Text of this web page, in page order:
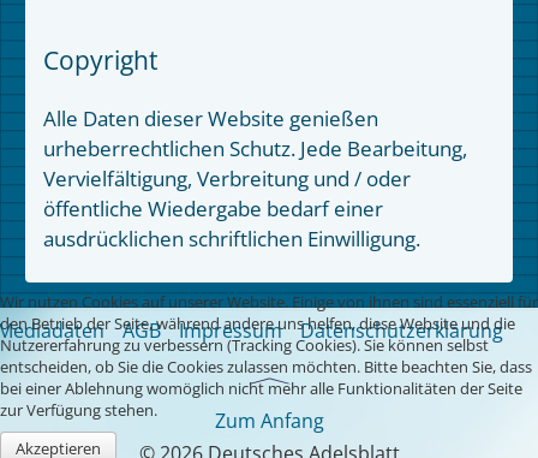
Copyright
Alle Daten dieser Website genießen
urheberrechtlichen Schutz. Jede Bearbeitung,
Vervielfältigung, Verbreitung und / oder
öffentliche Wiedergabe bedarf einer
ausdrücklichen schriftlichen Einwilligung.
AGB Impressum Datenschutzerklärung
Zum Anfang
Wir nutzen Cookies auf unserer Website. Einige von ihnen sind essenziell für
den Betrieb der Seite, während andere uns helfen, diese Website und die
Nutzererfahrung zu verbessern (Tracking Cookies). Sie können selbst
entscheiden, ob Sie die Cookies zulassen möchten. Bitte beachten Sie, dass
bei einer Ablehnung womöglich nicht mehr alle Funktionalitäten der Seite
zur Verfügung stehen.
Akzeptieren